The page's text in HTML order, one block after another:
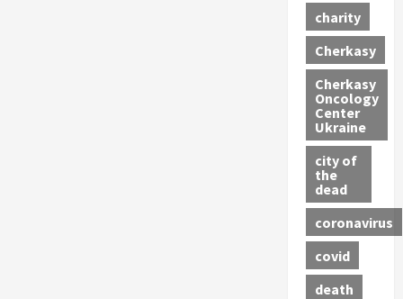
charity
Cherkasy
Cherkasy
Oncology
Center
Ukraine
city of
the
dead
coronavirus
covid
death